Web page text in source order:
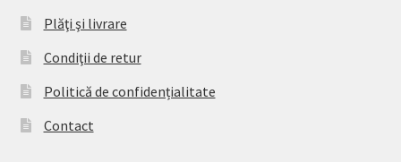
Plăţi şi livrare
Condiţii de retur
Politică de confidențialitate
Contact